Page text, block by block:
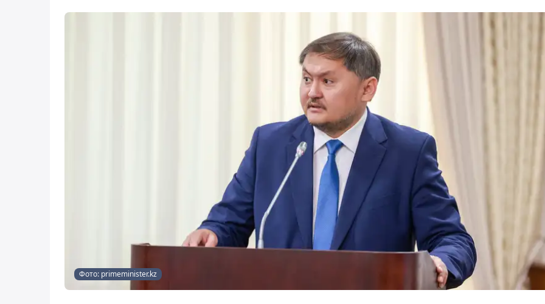
Фото: primeminister.kz